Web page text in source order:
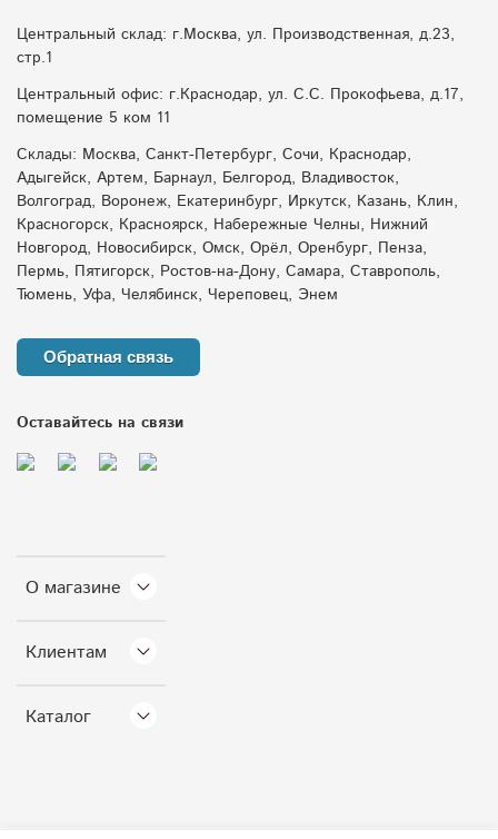
О магазине
Клиентам
Каталог
Центральный склад: г.Москва, ул. Производственная, д.23,
стр.1
Центральный офис: г.Краснодар, ул. С.С. Прокофьева, д.17,
помещение 5 ком 11
Склады: Москва, Санкт-Петербург, Сочи, Краснодар,
Адыгейск, Артем, Барнаул, Белгород, Владивосток,
Волгоград, Воронеж, Екатеринбург, Иркутск, Казань, Клин,
Красногорск, Красноярск, Набережные Челны, Нижний
Новгород, Новосибирск, Омск, Орёл, Оренбург, Пенза,
Пермь, Пятигорск, Ростов-на-Дону, Самара, Ставрополь,
Тюмень, Уфа, Челябинск, Череповец, Энем
Обратная связь
Оставайтесь на связи